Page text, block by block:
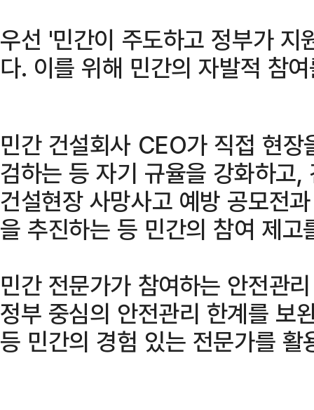
우선 '민간이 주도하고 정부가 지
다. 이를 위해 민간의 자발적 참
민간 건설회사 CEO가 직접 현
검하는 등 자기 규율을 강화하고
건설현장 사망사고 예방 공모전
을 추진하는 등 민간의 참여 제
민간 전문가가 참여하는 안전관
정부 중심의 안전관리 한계를 보
등 민간의 경험 있는 전문가를